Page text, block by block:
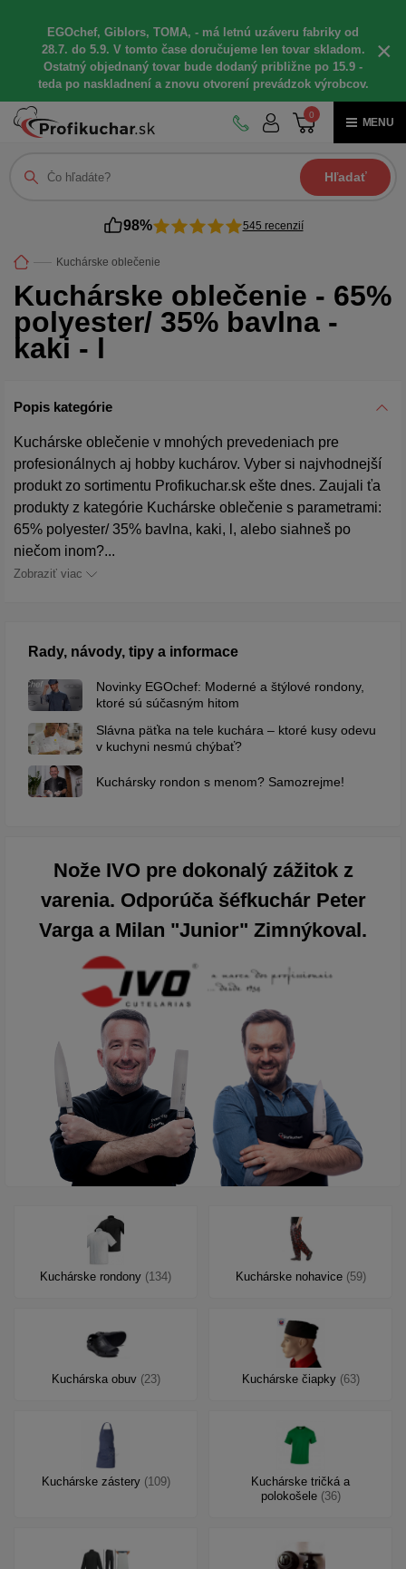
EGOchef, Giblors, TOMA, - má letnú uzáveru fabriky od
28.7. do 5.9. V tomto čase doručujeme len tovar skladom.
Ostatný objednaný tovar bude dodaný približne po 15.9 -
teda po naskladnení a znovu otvorení prevádzok výrobcov.
×
0
MENU
Hľadať
98% 545 recenzií
Kuchárske oblečenie
Kuchárske oblečenie - 65%
polyester/ 35% bavlna -
kaki - l
Popis kategórie
Kuchárske oblečenie v mnohých prevedeniach pre
profesionálnych aj hobby kuchárov. Vyber si najvhodnejší
produkt zo sortimentu Profikuchar.sk ešte dnes. Zaujali ťa
produkty z kategórie Kuchárske oblečenie s parametrami:
65% polyester/ 35% bavlna, kaki, l, alebo siahneš po
niečom inom?...
Zobraziť viac
Rady, návody, tipy a informace
Novinky EGOchef: Moderné a štýlové rondony,
ktoré sú súčasným hitom
Slávna päťka na tele kuchára – ktoré kusy odevu
v kuchyni nesmú chýbať?
Kuchársky rondon s menom? Samozrejme!
Nože IVO pre dokonalý zážitok z
varenia. Odporúča šéfkuchár Peter
Varga a Milan "Junior" Zimnýkoval.
Kuchárske rondony (134) Kuchárske nohavice (59)
Kuchárska obuv (23) Kuchárske čiapky (63)
Kuchárske zástery (109)
Kuchárske tričká a
polokošele (36)